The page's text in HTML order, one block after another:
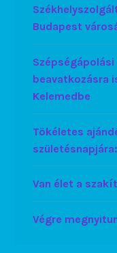
Budapest
beavatkozásra
Kelemedbe
Tökéletes
Van élet a
Végre